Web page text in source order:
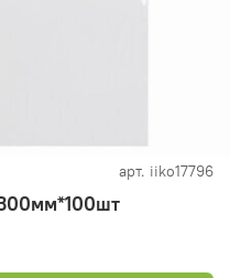
арт. iiko17796